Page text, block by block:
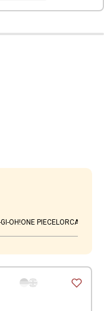
OH!ONE PIECELORCANA